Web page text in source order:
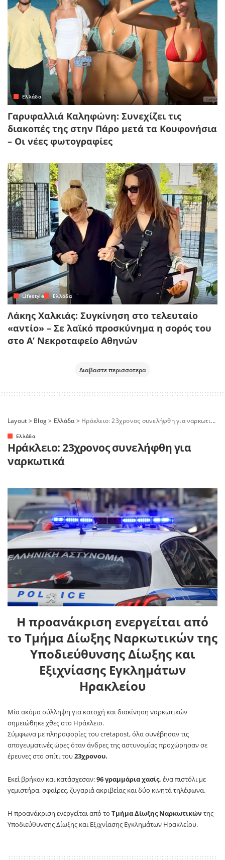
Ελλάδα
Γαρυφαλλιά Καληφώνη: Συνεχίζει τις
διακοπές της στην Πάρο μετά τα Κουφονήσια
– Οι νέες φωτογραφίες
Lifestyle Ελλάδα
Λάκης Χαλκιάς: Συγκίνηση στο τελευταίο
«αντίο» – Σε λαϊκό προσκύνημα η σορός του
στο Α’ Νεκροταφείο Αθηνών
Διαβαστε περισσοτερα
Layout > Blog> Ελλάδα> Ηράκλειο: 23χρονος συνελήφθη για ναρκωτικά
Ελλάδα
Ηράκλειο: 23χρονος συνελήφθη για
ναρκωτικά
Η προανάκριση ενεργείται από
το Τμήμα Δίωξης Ναρκωτικώντης
Υποδιεύθυνσης Δίωξης και
Εξιχνίασης Εγκλημάτων
Ηρακλείου
Μία ακόμα σύλληψη για κατοχή και διακίνηση ναρκωτικών
σημειώθηκε χθες στο Ηράκλειο.
Σύμφωνα με πληροφορίες του cretapost, όλα συνέβησαν τις
απογευματινές ώρες όταν άνδρες της αστυνομίας προχώρησαν σε
έρευνες στο σπίτι του23χρονου.
Εκεί βρήκαν και κατάσχεσαν:96 γραμμάρια χασίς, ένα πιστόλι με
γεμιστήρα, σφαίρες, ζυγαριά ακριβείας και δύο κινητά τηλέφωνα.
Η προανάκριση ενεργείται από το Τμήμα Δίωξης Ναρκωτικώντης
Υποδιεύθυνσης Δίωξης και Εξιχνίασης Εγκλημάτων Ηρακλείου.